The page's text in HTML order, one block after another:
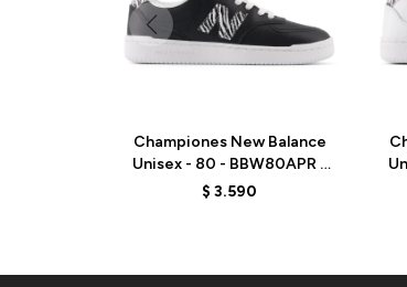
Championes New Balance
Unisex - 80 - BBW80APR -
BLACK
$ 3.590